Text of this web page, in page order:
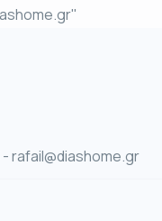
- rafail@diashome.gr